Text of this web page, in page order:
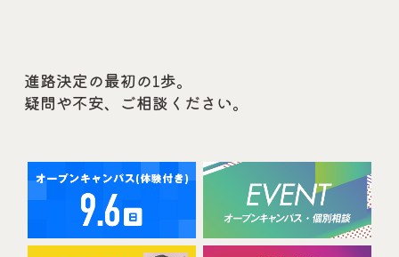
進路決定の最初の1歩。
疑問や不安、ご相談ください。